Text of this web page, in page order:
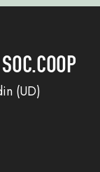
(UD)